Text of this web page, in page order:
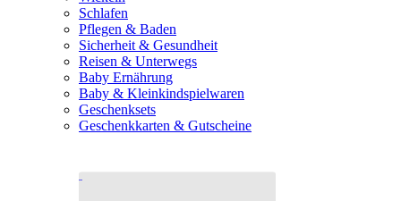
Schlafen
Pflegen & Baden
Sicherheit & Gesundheit
Reisen & Unterwegs
Baby Ernährung
Baby & Kleinkindspielwaren
Geschenksets
Geschenkkarten & Gutscheine